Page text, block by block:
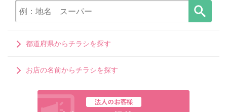
都道府県からチラシを探す
お店の名前からチラシを探す